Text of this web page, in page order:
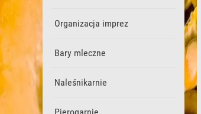
Organizacja imprez
Bary mleczne
Naleśnikarnie